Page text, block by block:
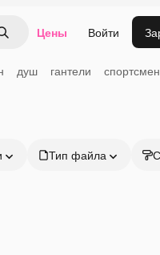
по изображению
Поиск Цены Войти
душ гантели
Тип файла